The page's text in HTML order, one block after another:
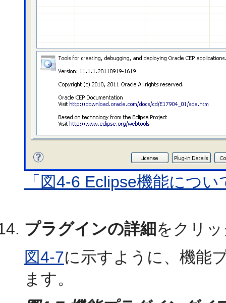
「図4-6 Eclipse機能につ
プラグインの詳細をクリ
図4-7に示すように、機能
ます。